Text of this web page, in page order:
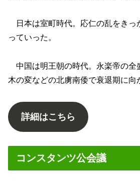
日本は室町時代。応仁の乱をきっ
っていった。
中国は明王朝の時代。永楽帝の全
木の変などの北虜南倭で衰退期に向
詳細はこちら
コンスタンツ公会議